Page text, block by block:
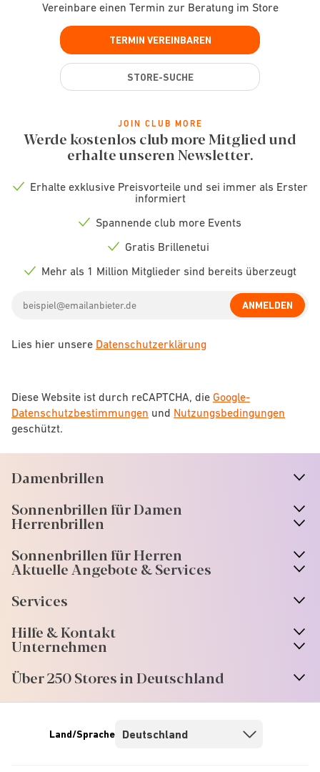
Vereinbare einen Termin zur Beratung im Store
TERMIN VEREINBAREN
STORE-SUCHE
JOIN CLUB MORE
Werde kostenlos club more Mitglied und
erhalte unseren Newsletter.
Erhalte exklusive Preisvorteile und sei immer als Erster
informiert
Check
Spannende club more Events
icon
Gratis Brillenetui
Mehr als 1 Million Mitglieder sind bereits überzeugt
address
ANMELDEN
Lies hier unsere Datenschutzerklärung
Diese Website ist durch reCAPTCHA, die Google-
Datenschutzbestimmungen und Nutzungsbedingungen
geschützt.
Damenbrillen
Sonnenbrillen für Damen
Herrenbrillen
Sonnenbrillen für Herren
Aktuelle Angebote & Services
Services
Hilfe & Kontakt
Unternehmen
Über 250 Stores in Deutschland
Land/Sprache